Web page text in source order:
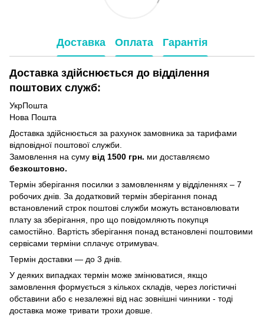
Доставка Оплата Гарантія
Доставка здійснюється до відділення
поштових служб:
УкрПошта
Нова Пошта
Доставка здійснюється за рахунок замовника за тарифами
відповідної поштової служби.
Замовлення на суму від 1500 грн. ми доставляємо
безкоштовно.
Термін зберігання посилки з замовленням у відділеннях – 7
робочих днів. За додатковий термін зберігання понад
встановлений строк поштові служби можуть встановлювати
плату за зберігання, про що повідомляють покупця
самостійно. Вартість зберігання понад вcтановлені поштовими
сервісами терміни сплачує отримувач.
Термін доставки — до 3 днів.
У деяких випадках термін може змінюватися, якщо
замовлення формується з кількох складів, через логістичні
обставини або є незалежні від нас зовнішні чинники - тоді
доставка може тривати трохи довше.